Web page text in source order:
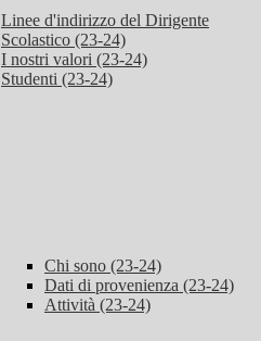
Linee d'indirizzo del Dirigente
Scolastico (23-24)
I nostri valori (23-24)
Studenti (23-24)
Chi sono (23-24)
Dati di provenienza (23-24)
Attività (23-24)